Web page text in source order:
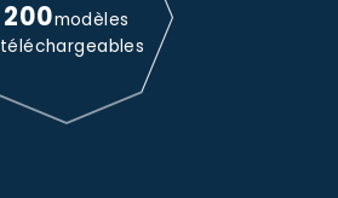
200modèles
téléchargeables